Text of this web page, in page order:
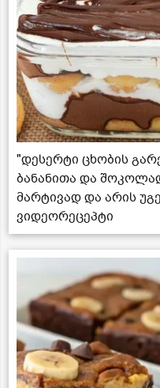
"დესერტი ცხობის
ბანანითა და
მარტივად და არის
ვიდეორეცეპტი